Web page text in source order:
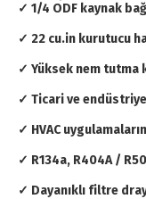
✓ 1/4 ODF kaynak
✓ 22 cu.in kurutucu
✓ Yüksek nem tutma
✓ Ticari ve
✓ HVAC
✓ R134a, R404A /
✓ Dayanıklı filtre